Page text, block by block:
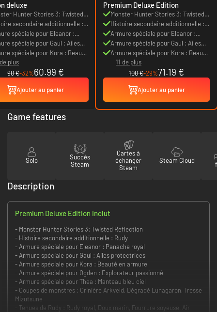
deluxe
Hunter Stories 3: Twisted
secondaire additionnelle :
spéciale pour Eleanor :
royal
spéciale pour Gaul : Ailes
spéciale pour Kora : Beauté
plus
90 €-32%60.99 €
Ajouter au panier
Premium Deluxe Edition
Monster Hunter Stories 3: Twisted
Reflection
Histoire secondaire additionnelle :
Rudy
Armure spéciale pour Eleanor :
Panache royal
Armure spéciale pour Gaul : Ailes
protectrices
Armure spéciale pour Kora : Beauté
en armure
11 de plus
100 €-29%71.19 €
Ajouter au panier
Game features
Solo
Succès
Steam
Cartes à
échanger
Steam
Steam Cloud
Description
Premium Deluxe Edition inclut
- Monster Hunter Stories 3: Twisted Reflection
- Histoire secondaire additionnelle : Rudy
- Armure spéciale pour Eleanor : Panache royal
- Armure spéciale pour Gaul : Ailes protectrices
- Armure spéciale pour Kora : Beauté en armure
- Armure spéciale pour Ogden : Explorateur passionné
- Armure spéciale pour Thea : Manteau bleu ciel
- Coupes de monstres : Crinière Arkveld, Dégradé Lunagaron, Tresse
Mizutsune
- Tenues de Rudy : Rudy royal, Doux marin, Fourrure soyeuse, Air